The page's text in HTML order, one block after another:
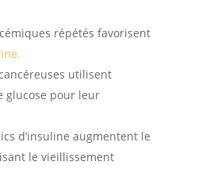
répétés favorisent
utilisent
glucose pour leur
d’insuline augmentent le
le vieillissement